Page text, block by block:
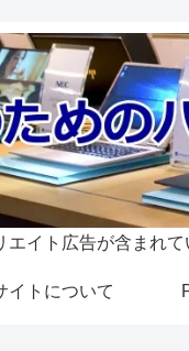
イト広告が含まれて
イトについて